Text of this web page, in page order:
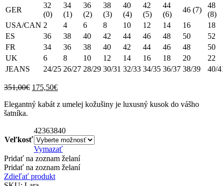
GER
32
(0)
34
(1)
36
(2)
38
(3)
40
(4)
42
(5)
44
(6)
46 (7)
48
(8)
USA/CAN 2 4 6 8 10 12 14 16
18
ES
36 38 40 42 44 46 48 50
52
FR
34 36 38 40 42 44 46 48
50
UK
6 8 10 12 14 16 18 20
22
JEANS
24/25 26/27 28/29 30/31 32/33 34/35 36/37 38/39 40/
351,00€ Original
was:
175,50€Current
is:
Elegantný kabát z umelej kožušiny je luxusný kusok do vášho
šatníka.
Veľkosť
42363840
Vymazať
Pridať na zoznam želaní
Pridať na zoznam želaní
Zdieľať produkt